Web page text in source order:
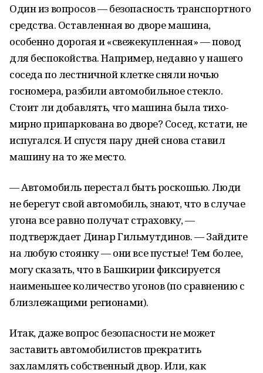
Один из вопросов — безопасность транспортного
средства. Оставленная во дворе машина,
особенно дорогая и «свежекупленная» — повод
для беспокойства. Например, недавно у нашего
соседа по лестничной клетке сняли ночью
госномера, разбили автомобильное стекло.
Стоит ли добавлять, что машина была тихо-
мирно припаркована во дворе? Сосед, кстати, не
испугался. И спустя пару дней снова ставил
машину на то же место.
— Автомобиль перестал быть роскошью. Люди
не берегут свой автомобиль, знают, что в случае
угона все равно получат страховку, —
подтверждает Динар Гильмутдинов. — Зайдите
на любую стоянку — они все пустые! Тем более,
могу сказать, что в Башкирии фиксируется
наименьшее количество угонов (по сравнению с
близлежащими регионами).
Итак, даже вопрос безопасности не может
заставить автомобилистов прекратить
захламлять собственный двор. Или, как